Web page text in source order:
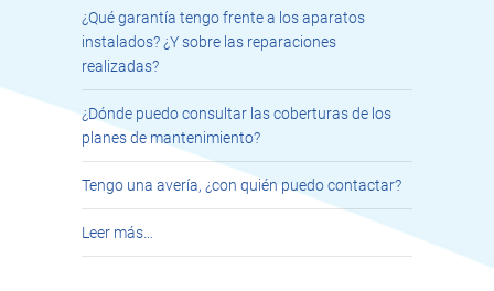
¿Qué garantía tengo frente a los aparatos
instalados? ¿Y sobre las reparaciones
realizadas?
¿Dónde puedo consultar las coberturas de los
planes de mantenimiento?
Tengo una avería, ¿con quién puedo contactar?
Leer más…